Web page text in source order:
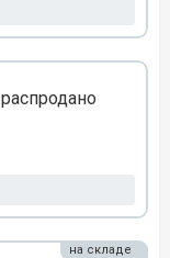
распродано
на складе